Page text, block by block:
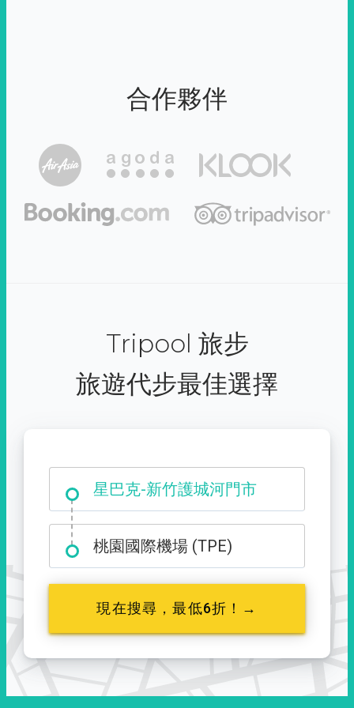
合作夥伴
Tripool 旅步
旅遊代步最佳選擇
星巴克-新竹護城河門市
大霸尖山登山口
桃園國際機場 (TPE)
現在搜尋，最低6折！→